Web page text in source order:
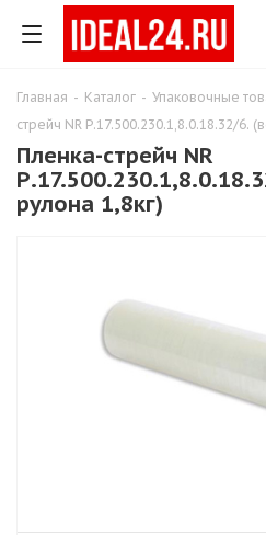
Главная - Каталог - Упаковочные
стрейч NR Р.17.500.230.1,8.0.18.32/6.
Пленка-стрейч NR
рулона 1,8кг)